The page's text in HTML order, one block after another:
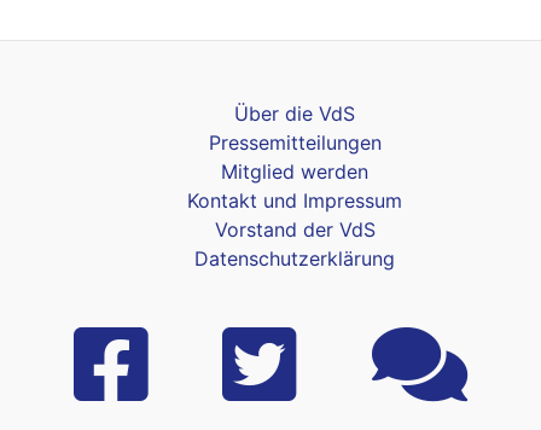
Über die VdS
Pressemitteilungen
Mitglied werden
Kontakt und Impressum
Vorstand der VdS
Datenschutzerklärung